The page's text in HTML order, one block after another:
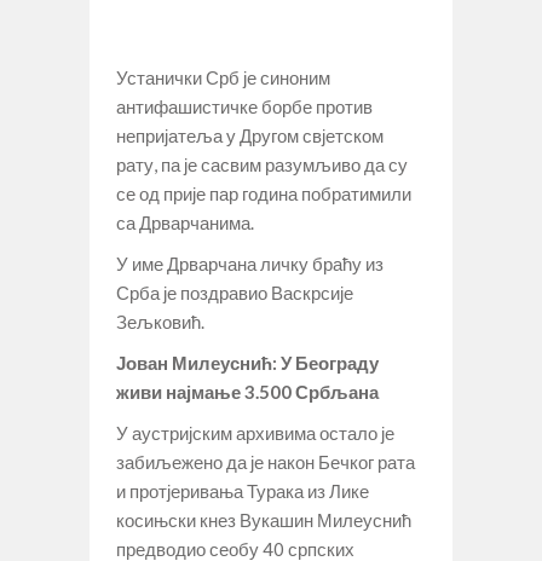
Устанички Срб је синоним
антифашистичке борбе против
непријатеља у Другом свјетском
рату, па је сасвим разумљиво да су
се од прије пар година побратимили
са Дрварчанима.
У име Дрварчана личку браћу из
Срба је поздравио Васкрсије
Зељковић.
Јован Милеуснић: У Београду
живи најмање 3.500 Србљана
У аустријским архивима остало је
забиљежено да је након Бечког рата
и протјеривања Турака из Лике
косињски кнез Вукашин Милеуснић
предводио сеобу 40 српских